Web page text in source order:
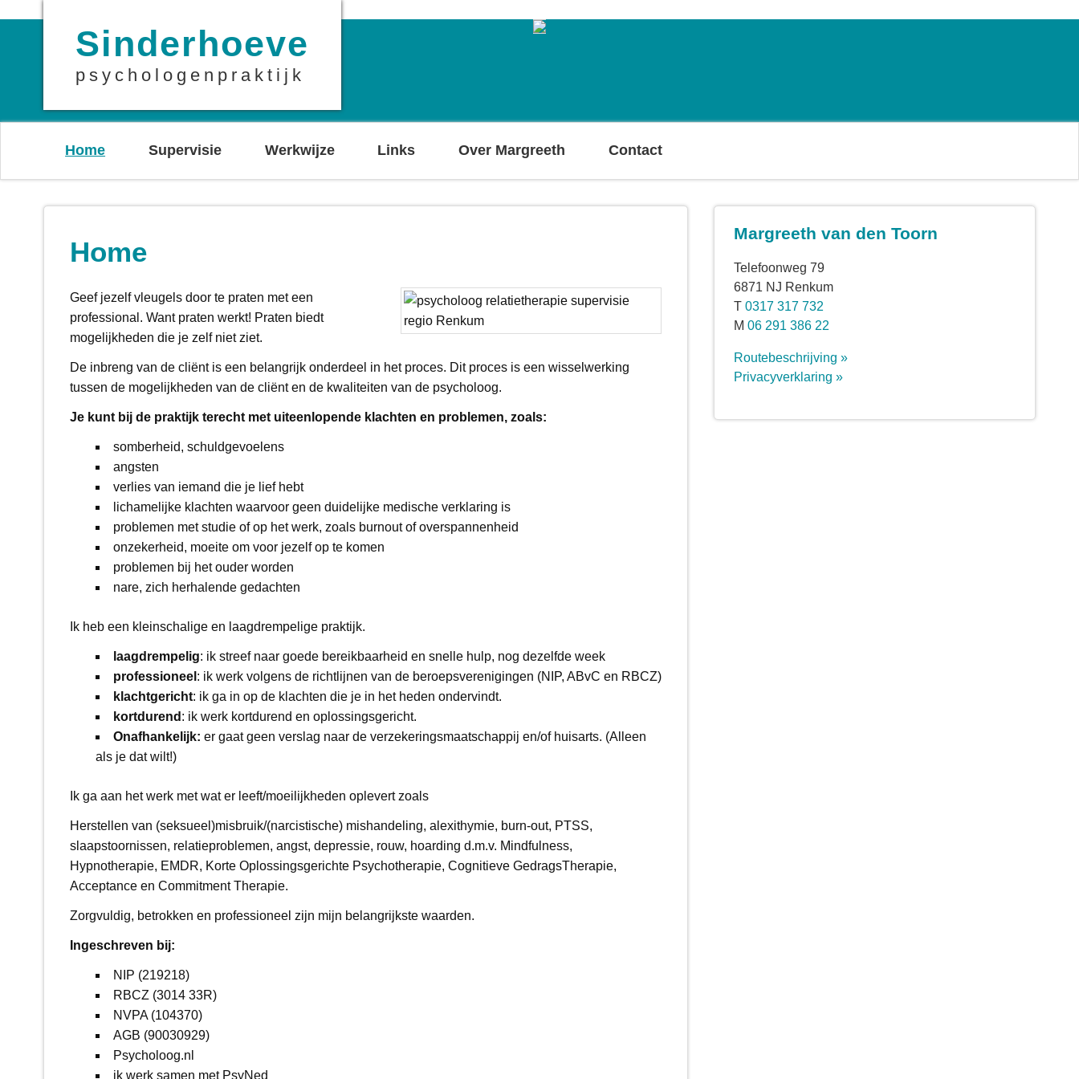
Sinderhoeve
psychologenpraktijk
Home Supervisie Werkwijze Links Over Margreeth Contact
Home
Geef jezelf vleugels door te praten met een
professional. Want praten werkt! Praten biedt
mogelijkheden die je zelf niet ziet.
De inbreng van de cliënt is een belangrijk onderdeel in het proces. Dit proces is een wisselwerking
tussen de mogelijkheden van de cliënt en de kwaliteiten van de psycholoog.
Je kunt bij de praktijk terecht met uiteenlopende klachten en problemen, zoals:
somberheid, schuldgevoelens
angsten
verlies van iemand die je lief hebt
lichamelijke klachten waarvoor geen duidelijke medische verklaring is
problemen met studie of op het werk, zoals burnout of overspannenheid
onzekerheid, moeite om voor jezelf op te komen
problemen bij het ouder worden
nare, zich herhalende gedachten
Ik heb een kleinschalige en laagdrempelige praktijk.
laagdrempelig: ik streef naar goede bereikbaarheid en snelle hulp, nog dezelfde week
professioneel : ik werk volgens de richtlijnen van de beroepsverenigingen (NIP, ABvC en RBCZ)
klachtgericht: ik ga in op de klachten die je in het heden ondervindt.
kortdurend : ik werk kortdurend en oplossingsgericht.
Onafhankelijk: er gaat geen verslag naar de verzekeringsmaatschappij en/of huisarts. (Alleen
als je dat wilt!)
Ik ga aan het werk met wat er leeft/moeilijkheden oplevert zoals
Herstellen van (seksueel)misbruik/(narcistische) mishandeling, alexithymie, burn-out, PTSS,
slaapstoornissen, relatieproblemen, angst, depressie, rouw, hoarding d.m.v. Mindfulness,
Hypnotherapie, EMDR, Korte Oplossingsgerichte Psychotherapie, Cognitieve GedragsTherapie,
Acceptance en Commitment Therapie.
Zorgvuldig, betrokken en professioneel zijn mijn belangrijkste waarden.
Ingeschreven bij:
NIP (219218)
RBCZ (3014 33R)
NVPA (104370)
AGB (90030929)
Psycholoog.nl
ik werk samen met PsyNed
Margreeth van den Toorn
Telefoonweg 79
6871 NJ Renkum
T0317 317 732
M06 291 386 22
Routebeschrijving »
Privacyverklaring »